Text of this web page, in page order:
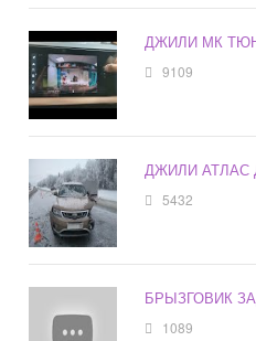
ДЖИЛИ МК
9109
ДЖИЛИ АТЛАС
5432
БРЫЗГОВИК
1089